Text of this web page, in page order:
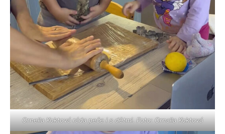
Ornella Koktová ráda peče i s dětmi. Foto: Ornalla Koktová